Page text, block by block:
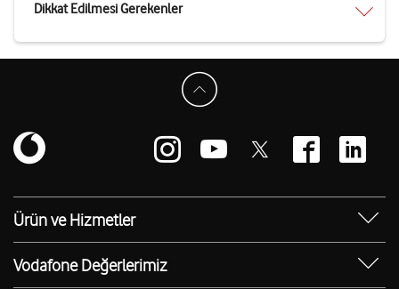
Dikkat Edilmesi Gerekenler
Ürün ve Hizmetler
Yanımda Uygulaması
Vodafone 4.5G
Vodafone Değerlerimiz